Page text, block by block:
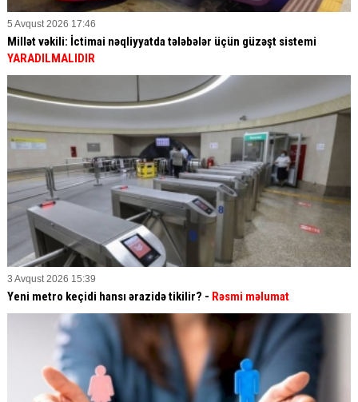
5 Avqust 2026 17:46
Millət vəkili: İctimai nəqliyyatda tələbələr üçün güzəşt sistemi
YARADILMALIDIR
3 Avqust 2026 15:39
Yeni metro keçidi hansı ərazidə tikilir? - Rəsmi məlumat